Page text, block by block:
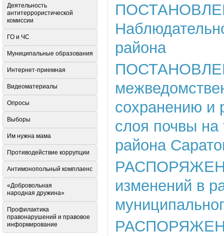
района
сохранению и
слоя почвы на
района
изменений в
Деятельность
антитеррористической
комиссии
ГО и ЧС
Муниципальные образования
Интернет-приемная
Видеоматериалы
Опросы
Выборы
Им нужна мама
Противодействие коррупции
Антимонопольный комплаенс
«Добровольная
народная дружина»
Профилактика
правонарушений и правовое
информирование